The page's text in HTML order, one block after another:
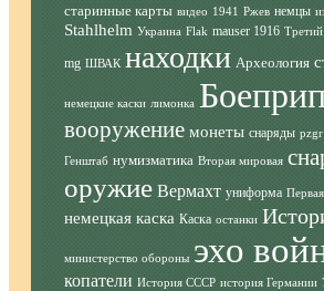
старинные карты видео 1941 Ржев немцы
Stahlhelm Украина Flak mauser 1916
mg ШВАК находки Археология
немецкие каски лимонка
вооружение монеты снаряды pzgr
Генштаб нумизматика Вторая мировая
оружие Вермахт униформа
немецкая каска Каска останки
министерство обороны эхо
копатели История СССР история Германии